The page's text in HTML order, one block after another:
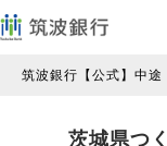
筑波銀行【公式】中
茨城県つ